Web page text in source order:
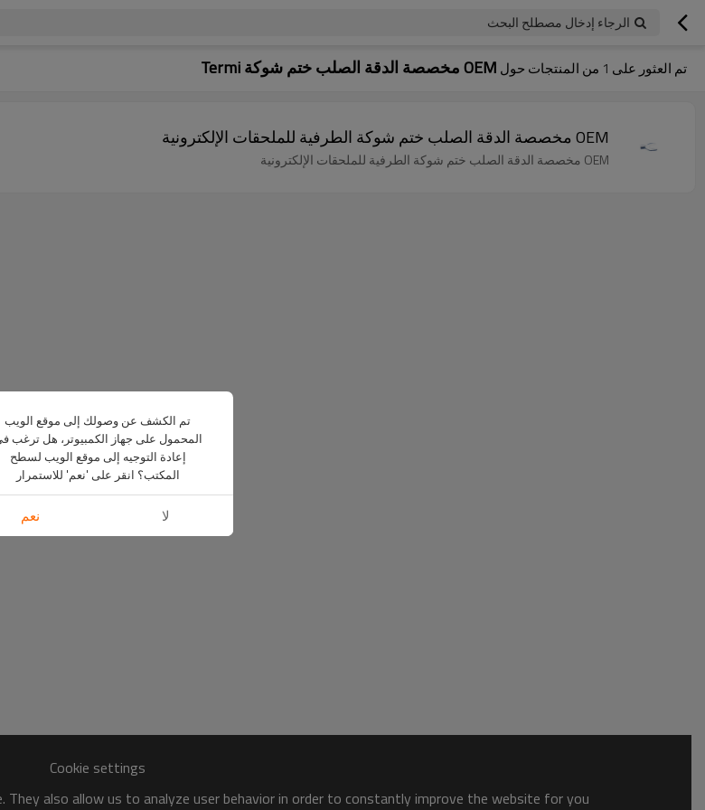
الرجاء إدخال مصطلح البحث
تم العثور على 1 من المنتجات حول OEM مخصصة الدقة الصلب ختم شوكة Termi
OEM مخصصة الدقة الصلب ختم شوكة الطرفية للملحقات الإلكترونية
OEM مخصصة الدقة الصلب ختم شوكة الطرفية للملحقات الإلكترونية
Cookie settings
also allow us to analyze user behavior in order to constantly improve the website for you.
تم الكشف عن وصولك إلى موقع الويب
المحمول على جهاز الكمبيوتر، هل ترغب
إعادة التوجيه إلى موقع الويب لسطح
المكتب؟ انقر على 'نعم' للاستمرار
لا نعم